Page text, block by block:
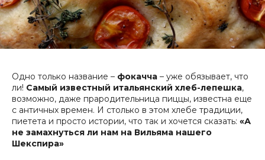
Одно только название – фокачча – уже обязывает, что
ли! Самый известный итальянский хлеб-лепешка,
возможно, даже прародительница пиццы, известна еще
с античных времен. И столько в этом хлебе традиции,
пиетета и просто истории, что так и хочется сказать: «А
не замахнуться ли нам на Вильяма нашего
Шекспира»